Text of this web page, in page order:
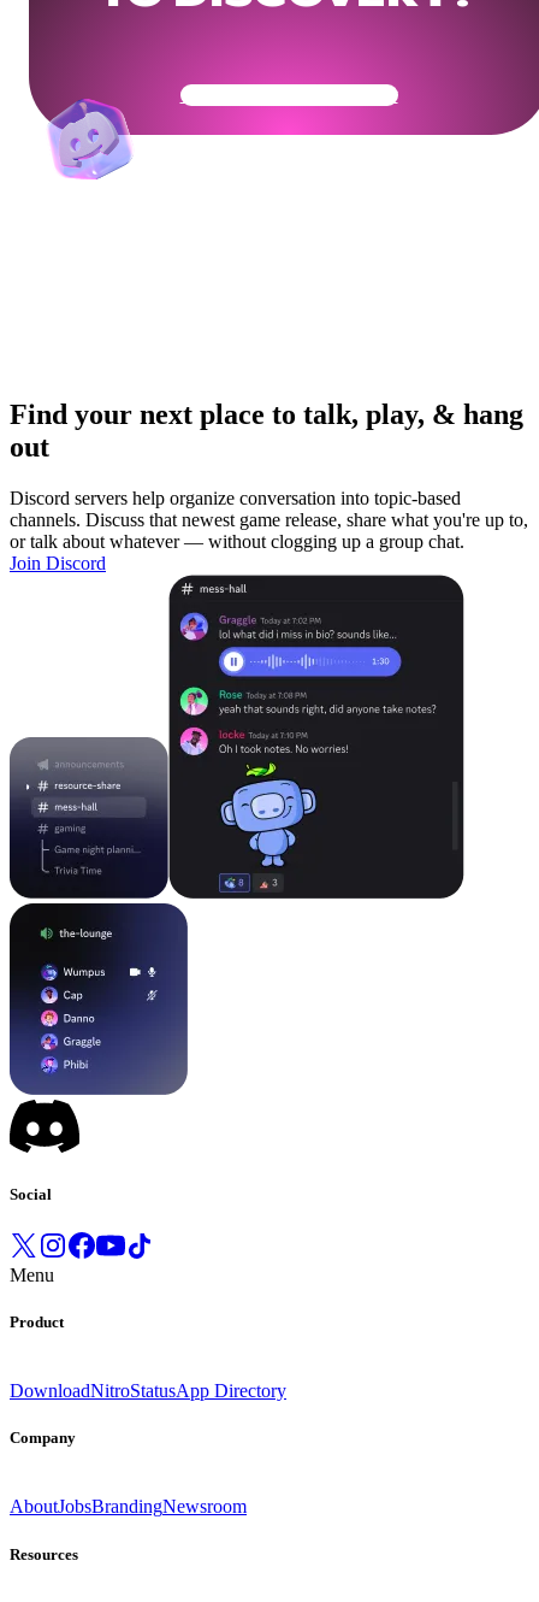
Get Your Community Ready
Find your next place to talk, play, & hang
out
Discord servers help organize conversation into topic-based
channels. Discuss that newest game release, share what you're up to,
or talk about whatever — without clogging up a group chat.
Join Discord
Social
Menu
Product
DownloadNitroStatusApp Directory
Company
AboutJobsBrandingNewsroom
Resources